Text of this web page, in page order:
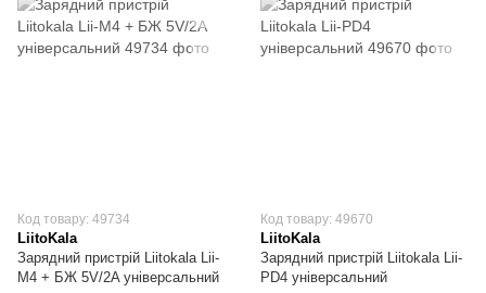
Код товару: 49734
LiitoKala
Зарядний пристрій Liitokala Lii-
M4 + БЖ 5V/2A універсальний
Код товару: 49670
LiitoKala
Зарядний пристрій Liitokala Lii-
PD4 універсальний